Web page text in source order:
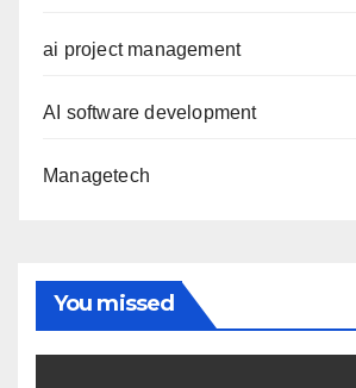
ai project management
AI software development
Managetech
You missed